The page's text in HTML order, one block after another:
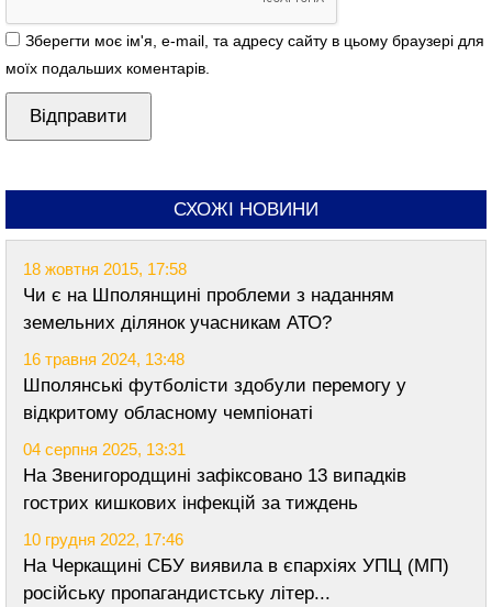
Зберегти моє ім'я, e-mail, та адресу сайту в цьому браузері для
моїх подальших коментарів.
СХОЖІ НОВИНИ
18 жовтня 2015, 17:58
Чи є на Шполянщині проблеми з наданням
земельних ділянок учасникам АТО?
16 травня 2024, 13:48
Шполянські футболісти здобули перемогу у
відкритому обласному чемпіонаті
04 серпня 2025, 13:31
На Звенигородщині зафіксовано 13 випадків
гострих кишкових інфекцій за тиждень
10 грудня 2022, 17:46
На Черкащині СБУ виявила в єпархіях УПЦ (МП)
російську пропагандистську літер...